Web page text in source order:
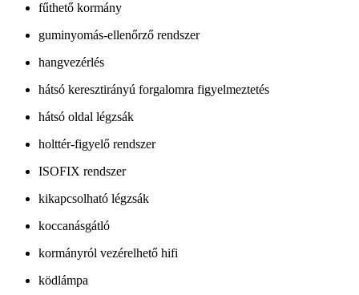
fűthető kormány
guminyomás-ellenőrző rendszer
hangvezérlés
hátsó keresztirányú forgalomra figyelmeztetés
hátsó oldal légzsák
holttér-figyelő rendszer
ISOFIX rendszer
kikapcsolható légzsák
koccanásgátló
kormányról vezérelhető hifi
ködlámpa